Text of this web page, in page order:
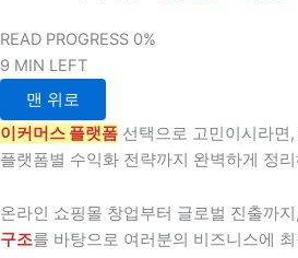
READ PROGRESS 0%
9 MIN LEFT
맨 위로
이커머스 플랫폼 선택으로 고민이시라
플랫폼별 수익화 전략까지 완벽하게 정
온라인 쇼핑몰 창업부터 글로벌 진출까지,
구조를 바탕으로 여러분의 비즈니스에